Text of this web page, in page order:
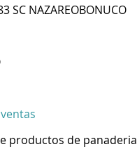
SC NAZAREOBONUCO
productos de panaderia